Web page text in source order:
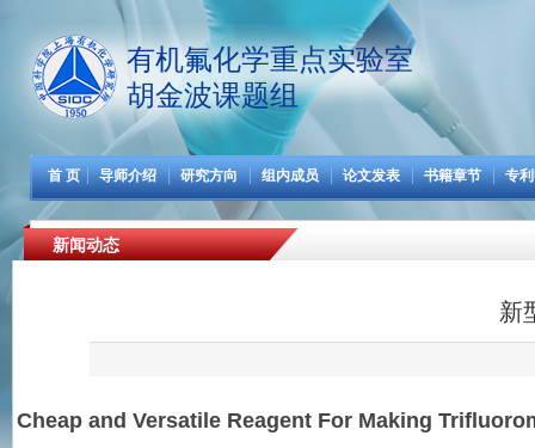
有机氟化学重点实验室
胡金波课题组
首 页 导师介绍 研究方向 组内成员 论文发表 书籍章节 专
新闻动态
新
Cheap and Versatile Reagent For Making